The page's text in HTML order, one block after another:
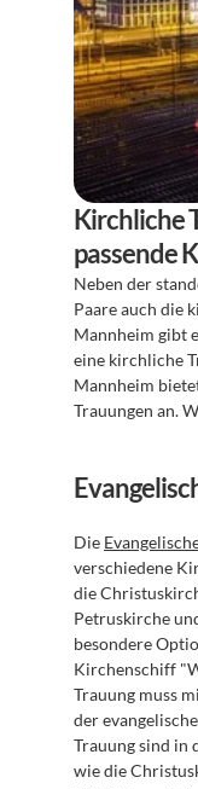
Kirchliche
passende
Neben der
Paare auch die
Mannheim gibt
eine kirchliche
Mannheim
Trauungen an.
Die
verschiedene
die
Petruskirche
besondere
Kirchenschiff
Trauung muss
der
Trauung sind in
wie die